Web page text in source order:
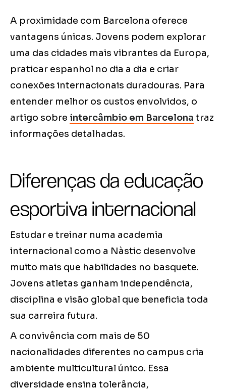
A proximidade com Barcelona oferece
vantagens únicas. Jovens podem explorar
uma das cidades mais vibrantes da Europa,
praticar espanhol no dia a dia e criar
conexões internacionais duradouras. Para
entender melhor os custos envolvidos, o
artigo sobre intercâmbio em Barcelona traz
informações detalhadas.
Diferenças da educação
esportiva internacional
Estudar e treinar numa academia
internacional como a Nàstic desenvolve
muito mais que habilidades no basquete.
Jovens atletas ganham independência,
disciplina e visão global que beneficia toda
sua carreira futura.
A convivência com mais de 50
nacionalidades diferentes no campus cria
ambiente multicultural único. Essa
diversidade ensina tolerância,